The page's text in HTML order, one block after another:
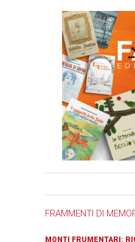
FRAMMENTI DI
MONTI FRUMENTARI: